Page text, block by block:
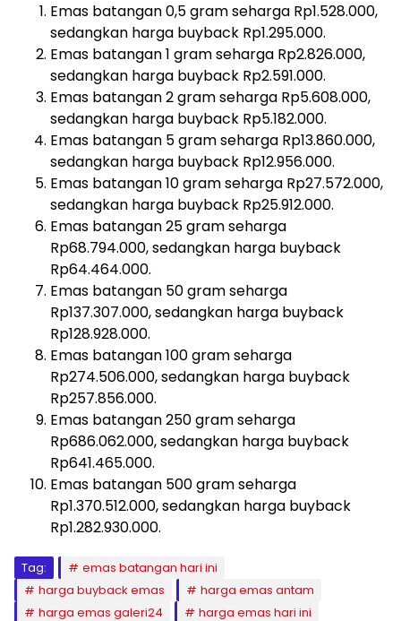
Emas batangan 0,5 gram seharga Rp1.528.000,
sedangkan harga buyback Rp1.295.000.
Emas batangan 1 gram seharga Rp2.826.000,
sedangkan harga buyback Rp2.591.000.
Emas batangan 2 gram seharga Rp5.608.000,
sedangkan harga buyback Rp5.182.000.
Emas batangan 5 gram seharga Rp13.860.000,
sedangkan harga buyback Rp12.956.000.
Emas batangan 10 gram seharga Rp27.572.000,
sedangkan harga buyback Rp25.912.000.
Emas batangan 25 gram seharga
Rp68.794.000, sedangkan harga buyback
Rp64.464.000.
Emas batangan 50 gram seharga
Rp137.307.000, sedangkan harga buyback
Rp128.928.000.
Emas batangan 100 gram seharga
Rp274.506.000, sedangkan harga buyback
Rp257.856.000.
Emas batangan 250 gram seharga
Rp686.062.000, sedangkan harga buyback
Rp641.465.000.
Emas batangan 500 gram seharga
Rp1.370.512.000, sedangkan harga buyback
Rp1.282.930.000.
Tag:
emas batangan hari ini
harga buyback emas
harga emas antam
harga emas galeri24
harga emas hari ini